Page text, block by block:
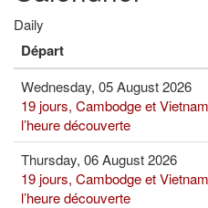
Daily
Départ
Wednesday, 05 August 2026
19 jours, Cambodge et
l’heure découverte
Thursday, 06 August 2026
19 jours, Cambodge et
l’heure découverte